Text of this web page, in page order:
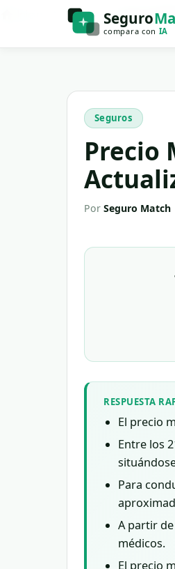
Ir al contenido principal
Blog Precio
Seguros
Precio
Por Seguro Match
RESPUESTA
El precio
Entre los
Para
A partir
médicos.
El precio